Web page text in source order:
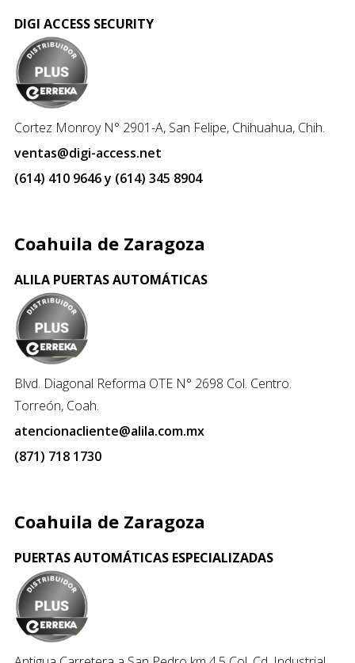
DIGI ACCESS SECURITY
Cortez Monroy N° 2901-A, San Felipe, Chihuahua, Chih.
ventas@digi-access.net
(614) 410 9646 y (614) 345 8904
Coahuila de Zaragoza
ALILA PUERTAS AUTOMÁTICAS
Blvd. Diagonal Reforma OTE N° 2698 Col. Centro.
Torreón, Coah.
atencionacliente@alila.com.mx
(871) 718 1730
Coahuila de Zaragoza
PUERTAS AUTOMÁTICAS ESPECIALIZADAS